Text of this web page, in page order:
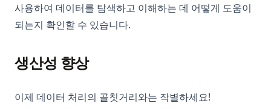
사용하여 데이터를 탐색하고 이해하는 데 어떻게 도움이
되는지 확인할 수 있습니다.
생산성 향상
이제 데이터 처리의 골칫거리와는 작별하세요!